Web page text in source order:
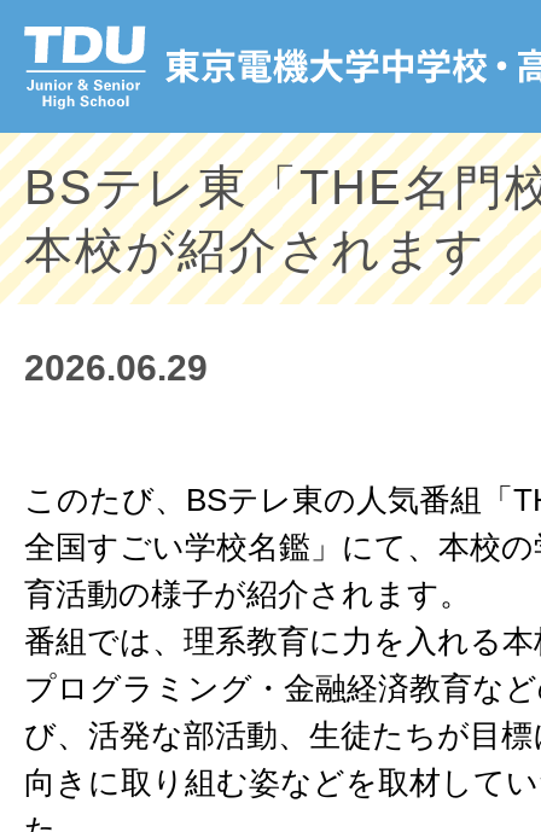
BSテレ東「THE名門
本校が紹介されます
2026.06.29
このたび、BSテレ東の人気番組「
全国すごい学校名鑑」にて、本校
育活動の様子が紹介されます。
番組では、理系教育に力を入れる
プログラミング・金融経済教育な
び、活発な部活動、生徒たちが目
向きに取り組む姿などを取材して